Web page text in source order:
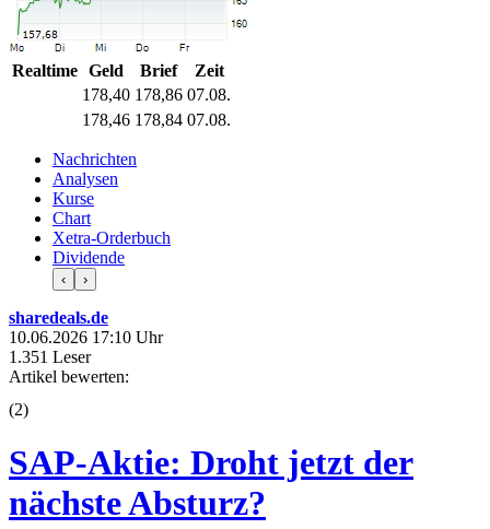
Realtime Geld Brief
Zeit
178,40 178,86 07.08.
178,46 178,84 07.08.
Nachrichten
Analysen
Kurse
Chart
Xetra-Orderbuch
Dividende
‹ ›
sharedeals.de
10.06.2026 17:10 Uhr
1.351 Leser
Artikel bewerten:
(2)
SAP-Aktie: Droht jetzt der
nächste Absturz?